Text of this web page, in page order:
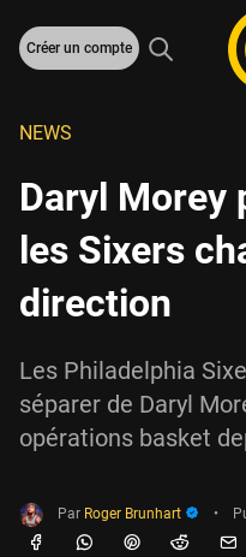
Créer un compte
NEWS
Daryl Morey
les Sixers
direction
Les Philadelphia
séparer de Daryl
opérations basket
Par Roger Brunhart •